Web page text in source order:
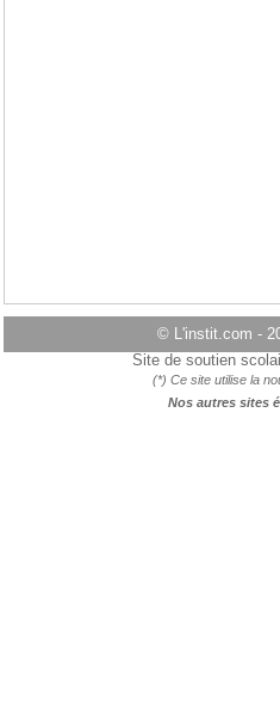
© L'instit.com -
Site de soutien
(*) Ce site utilise la
Nos autres sites